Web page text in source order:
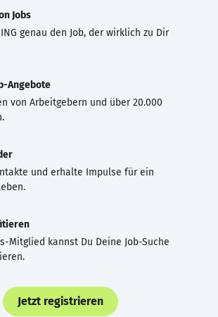
Jobs
genau den Job, der wirklich zu Dir
Angebote
von Arbeitgebern und über 20.000
und erhalte Impulse für ein
Mitglied kannst Du Deine Job-Suche
Jetzt registrieren